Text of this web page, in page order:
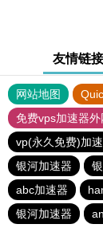
友情链
网站地图
免费vps加速器外
vp(永久免费)加
银河加速器
abc加速器
银河加速器